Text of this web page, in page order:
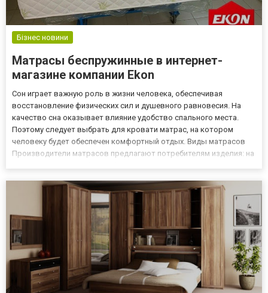
Бізнес новини
Матрасы беспружинные в интернет-
магазине компании Ekon
Сон играет важную роль в жизни человека, обеспечивая
восстановление физических сил и душевного равновесия. На
качество сна оказывает влияние удобство спального места.
Поэтому следует выбрать для кровати матрас, на котором
человеку будет обеспечен комфортный отдых. Виды матрасов
Производители матрасов предлагают потребителям изделия: на